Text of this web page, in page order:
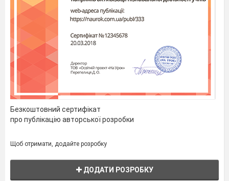
Безкоштовний сертифікат
про публікацію авторської розробки
Щоб отримати, додайте розробку
ДОДАТИ РОЗРОБКУ